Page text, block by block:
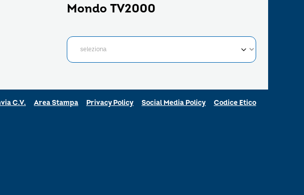
Mondo TV2000
C.V. Area Stampa Privacy Policy Social Media Policy Codice Etico